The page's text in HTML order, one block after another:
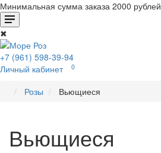
Минимальная сумма заказа 2000 рублей
✖
+7 (961) 598-39-94
Личный кабинет
0
Розы Вьющиеся
Вьющиеся